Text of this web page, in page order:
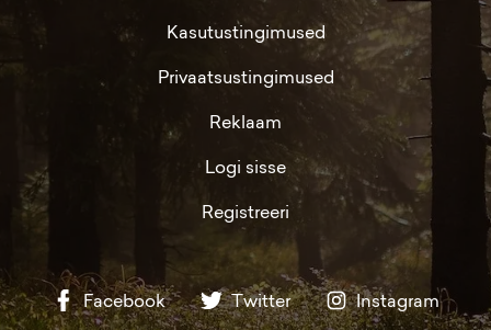
Kasutustingimused
Privaatsustingimused
Reklaam
Logi sisse
Registreeri
Facebook Twitter Instagram